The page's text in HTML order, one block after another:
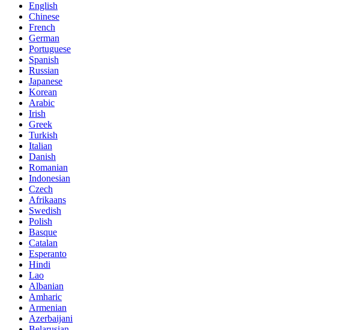
English
Chinese
French
German
Portuguese
Spanish
Russian
Japanese
Korean
Arabic
Irish
Greek
Turkish
Italian
Danish
Romanian
Indonesian
Czech
Afrikaans
Swedish
Polish
Basque
Catalan
Esperanto
Hindi
Lao
Albanian
Amharic
Armenian
Azerbaijani